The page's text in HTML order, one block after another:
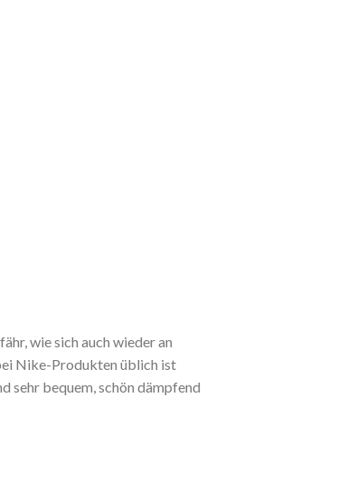
wie sich auch wieder an
Nike-Produkten üblich ist
sehr bequem, schön dämpfend